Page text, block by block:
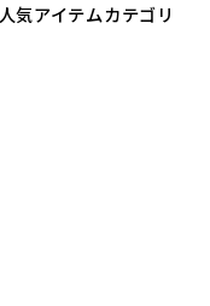
人気アイテムカテゴリ